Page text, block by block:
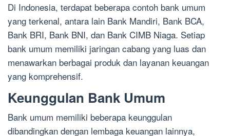
Di Indonesia, terdapat beberapa contoh bank umum
yang terkenal, antara lain Bank Mandiri, Bank BCA,
Bank BRI, Bank BNI, dan Bank CIMB Niaga. Setiap
bank umum memiliki jaringan cabang yang luas dan
menawarkan berbagai produk dan layanan keuangan
yang komprehensif.
Keunggulan Bank Umum
Bank umum memiliki beberapa keunggulan
dibandingkan dengan lembaga keuangan lainnya,